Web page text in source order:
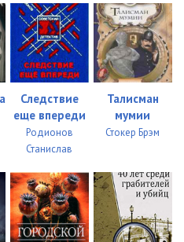
Следствие
еще впереди
Родионов
Станислав
Талисман
мумии
Стокер Брэм